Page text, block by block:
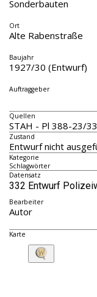
Sonderbauten
Ort
Alte Rabenstraße
Baujahr
1927/30 (Entwurf)
Auftraggeber
Quellen
STAH - Pl 388-23/
Zustand
Entwurf nicht
Kategorie
Schlagwörter
Datensatz
332 Entwurf
Bearbeiter
Autor
Karte